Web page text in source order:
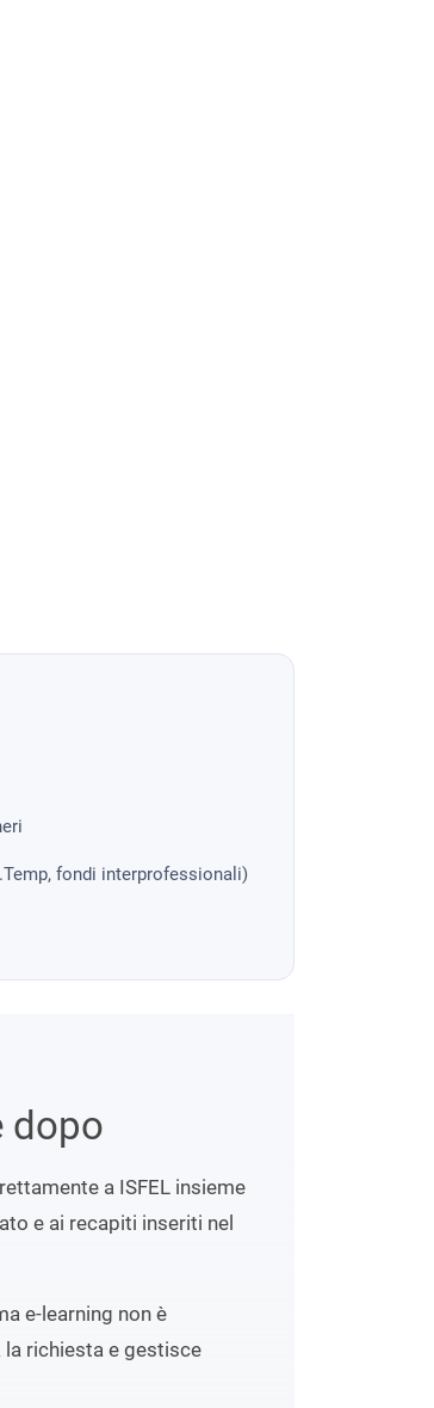
fondi interprofessionali)
dopo
a ISFEL insieme
e ai recapiti inseriti nel
e-learning non è
richiesta e gestisce